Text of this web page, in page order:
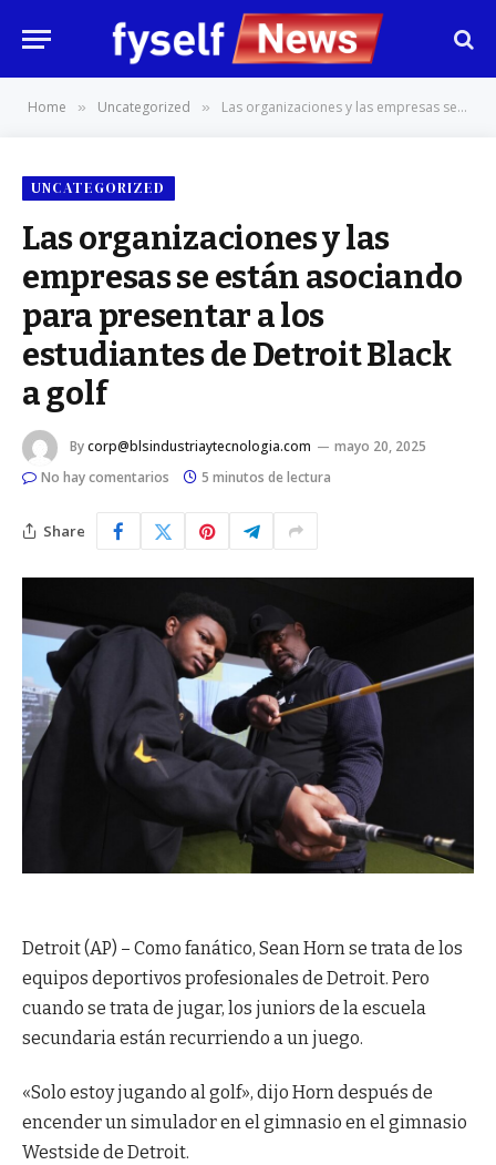
Home » Uncategorized » Las organizaciones y las empresas se están asociando para presentar a los estudiantes de Detroit Black a golf
UNCATEGORIZED
Las organizaciones y las
empresas se están asociando
para presentar a los
estudiantes de Detroit Black
a golf
Bycorp@blsindustriaytecnologia.com
mayo 20, 2025
No hay comentarios
5 minutos de lectura
Share
Detroit (AP) – Como fanático, Sean Horn se trata de los
equipos deportivos profesionales de Detroit. Pero
cuando se trata de jugar, los juniors de la escuela
secundaria están recurriendo a un juego.
«Solo estoy jugando al golf», dijo Horn después de
encender un simulador en el gimnasio en el gimnasio
Westside de Detroit.